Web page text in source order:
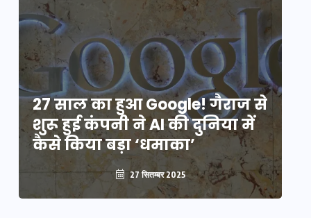
27 साल का हुआ Google! गैराज से
शुरू हुई कंपनी ने AI की दुनिया में
कैसे किया बड़ा ‘धमाका’
27 सितम्बर 2025